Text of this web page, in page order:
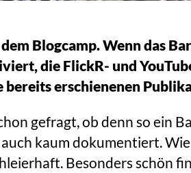
Blogcamp. Wenn das
die FlickR- und
erschienenen
gefragt, ob denn so ein
kaum dokumentiert.
Besonders schön